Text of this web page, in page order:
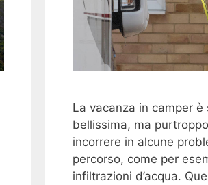
La vacanza in camper è
bellissima, ma
incorrere in alcune
percorso, come per
infiltrazioni d’acqua.